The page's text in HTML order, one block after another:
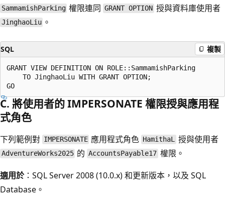
SammamishParking 權限連同 GRANT OPTION 授與資料庫使用者
JinghaoLiu 。
SQL 複製
GRANT VIEW DEFINITION ON ROLE::SammamishParking
    TO JinghaoLiu WITH GRANT OPTION;
C. 將使用者的 IMPERSONATE 權限授與應用程
式角色
下列範例對 IMPERSONATE 應用程式角色 HamithaL 授與使用者
AdventureWorks2025 的 AccountsPayable17 權限。
適用於 ：SQL Server 2008 (10.0.x) 和更新版本，以及 SQL
Database。